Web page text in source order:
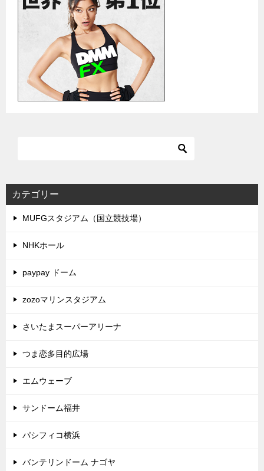
カテゴリー
MUFGスタジアム（国立競技場）
NHKホール
paypay ドーム
zozoマリンスタジアム
さいたまスーパーアリーナ
つま恋多目的広場
エムウェーブ
サンドーム福井
パシフィコ横浜
バンテリンドーム ナゴヤ